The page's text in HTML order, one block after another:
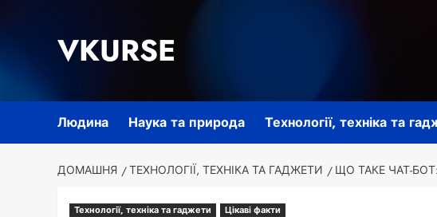
VKURSE
Людина Наука та природа Технології, техніка та
ДОМАШНЯ ТЕХНОЛОГІЇ, ТЕХНІКА ТА ГАДЖЕТИ ЩО ТАКЕ ЧАТ-
Технології, техніка та гаджети Цікаві факти